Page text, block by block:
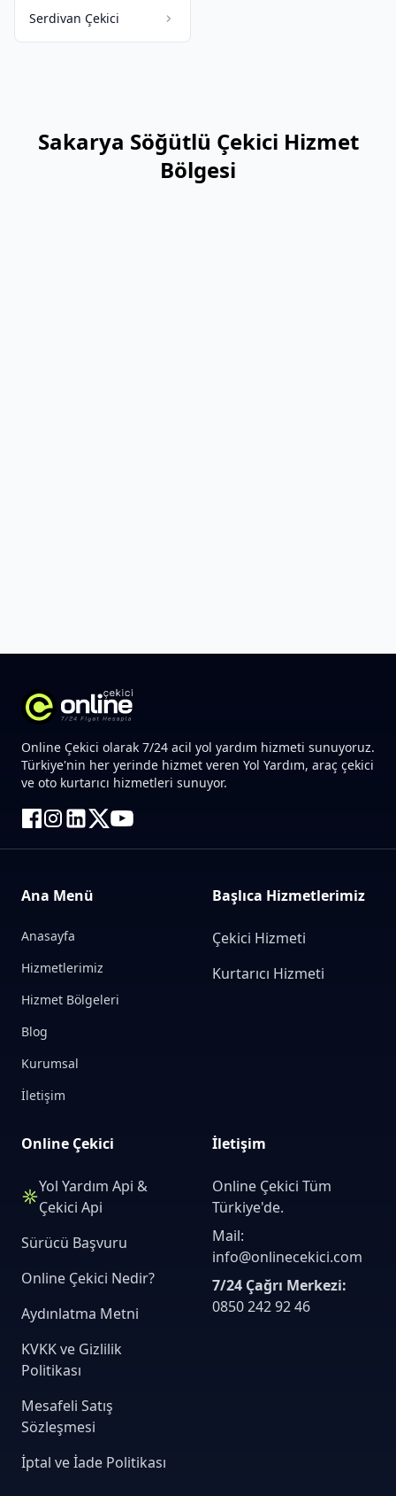
Serdivan Çekici
Sakarya Söğütlü Çekici Hizmet
Bölgesi
Online Çekici olarak 7/24 acil yol yardım hizmeti sunuyoruz.
Türkiye'nin her yerinde hizmet veren Yol Yardım, araç çekici
ve oto kurtarıcı hizmetleri sunuyor.
Ana Menü
Anasayfa
Hizmetlerimiz
Hizmet Bölgeleri
Blog
Kurumsal
İletişim
Başlıca Hizmetlerimiz
Çekici Hizmeti
Kurtarıcı Hizmeti
Online Çekici
Yol Yardım Api &
Çekici Api
Sürücü Başvuru
Online Çekici Nedir?
Aydınlatma Metni
KVKK ve Gizlilik
Politikası
Mesafeli Satış
Sözleşmesi
İptal ve İade Politikası
İletişim
Online Çekici Tüm
Türkiye'de.
Mail:
info@onlinecekici.com
7/24 Çağrı Merkezi:
0850 242 92 46